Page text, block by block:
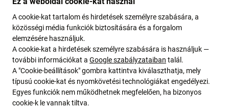
Going Green
A cookie-kat tartalom és hirdetések személyre szabására, a
közösségi média funkciók biztosítására és a forgalom
elemzésére használjuk.
A cookie-kat a hirdetések személyre szabására is használjuk —
további információkat a Google szabályzataiban talál.
A "Cookie-beállítások" gombra kattintva kiválaszthatja, mely
típusú cookie-kat és nyomkövetési technológiákat engedélyezi.
Egyes funkciók nem működhetnek megfelelően, ha bizonyos
cookie-k le vannak tiltva.